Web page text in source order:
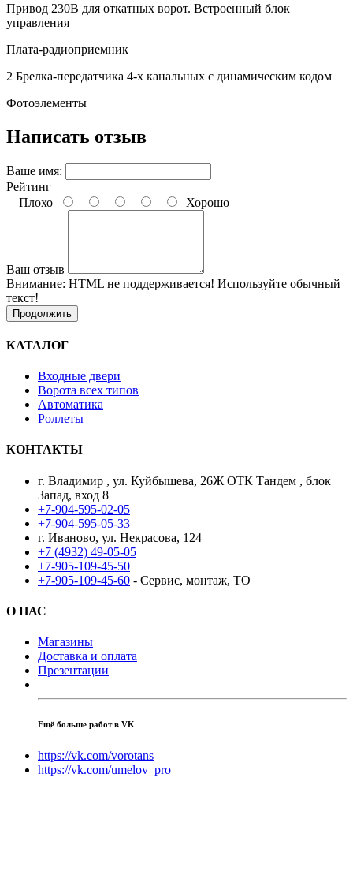
Привод 230В для откатных ворот. Встроенный блок
управления
Плата-радиоприемник
2 Брелка-передатчика 4-х канальных с динамическим кодом
Фотоэлементы
Написать отзыв
Ваше имя:
Рейтинг
Плохо
Хорошо
Ваш отзыв
Внимание: HTML не поддерживается! Используйте обычный
текст!
Продолжить
КАТАЛОГ
Входные двери
Ворота всех типов
Автоматика
Роллеты
КОНТАКТЫ
г. Владимир , ул. Куйбышева, 26Ж ОТК Тандем , блок
Запад, вход 8
+7-904-595-02-05
+7-904-595-05-33
г. Иваново, ул. Некрасова, 124
+7 (4932) 49-05-05
+7-905-109-45-50
+7-905-109-45-60 - Сервис, монтаж, ТО
О НАС
Магазины
Доставка и оплата
Презентации
Ещё больше работ в VK
https://vk.com/vorotans
https://vk.com/umelov_pro